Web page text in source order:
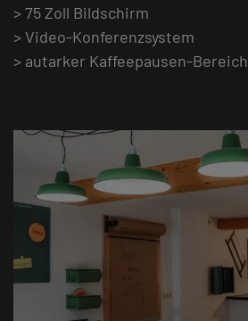
> 75 Zoll Bildschirm
> Video-Konferenzsystem
> autarker Kaffeepausen-Bereich